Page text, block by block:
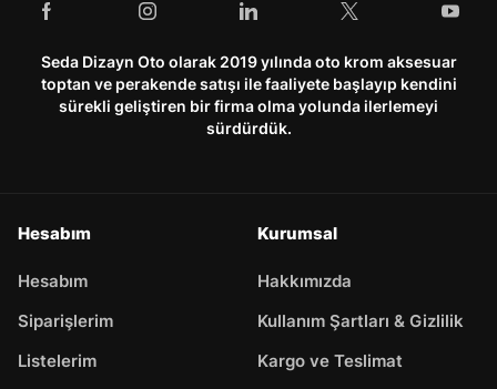
Seda Dizayn Oto olarak 2019 yılında oto krom aksesuar
toptan ve perakende satışı ile faaliyete başlayıp kendini
sürekli geliştiren bir firma olma yolunda ilerlemeyi
sürdürdük.
Hesabım
Hesabım
Siparişlerim
Listelerim
Kurumsal
Hakkımızda
Kullanım Şartları & Gizlilik
Kargo ve Teslimat